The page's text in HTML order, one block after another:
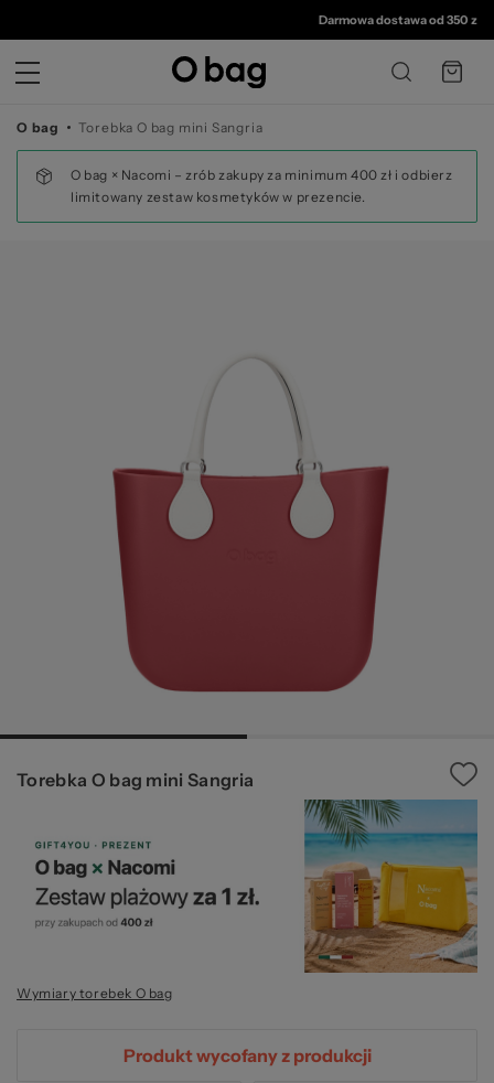
©
Darmowa dostawa od 350 zł•30 dni na
O bag Torebka O bag mini Sangria
O bag × Nacomi – zrób zakupy za minimum 400 zł i odbierz
limitowany zestaw kosmetyków w prezencie.
Torebka O bag mini Sangria
Wymiary torebek O bag
Produkt wycofany z produkcji